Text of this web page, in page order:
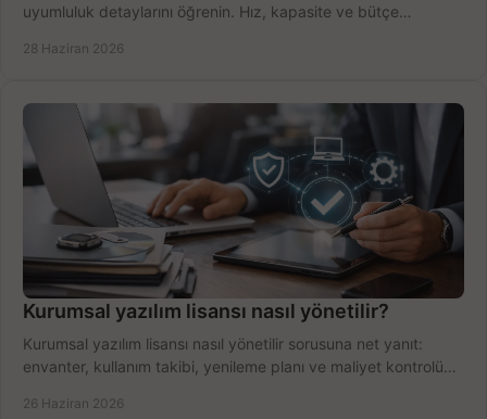
uyumluluk detaylarını öğrenin. Hız, kapasite ve bütçe
28 Haziran 2026
Kurumsal yazılım lisansı nasıl yönetilir?
Kurumsal yazılım lisansı nasıl yönetilir sorusuna net yanıt:
envanter, kullanım takibi, yenileme planı ve maliyet kontrolü
26 Haziran 2026